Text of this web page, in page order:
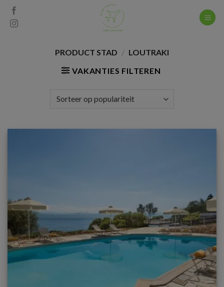
Skip
content
PRODUCT STAD / LOUTRAKI
VAKANTIES FILTEREN